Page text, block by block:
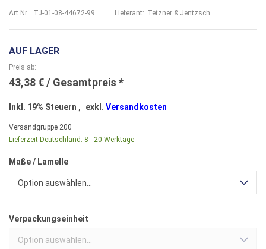
Bildergalerie
springen
Art.Nr. TJ-01-08-44672-99 Lieferant: Tetzner & Jentzsch
AUF LAGER
Preis ab
43,38 €
Inkl. 19% Steuern , exkl. Versandkosten
Versandgruppe 200
Lieferzeit Deutschland: 8 - 20 Werktage
Maße / Lamelle
Option auswählen...
Verpackungseinheit
Option auswählen...